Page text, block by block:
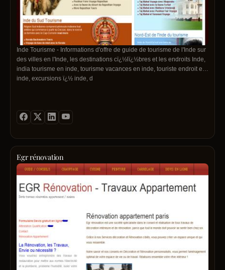
Inde Tourisme - Informations d'offre de guide de tourisme de l'Inde sur
des villes en l'Inde, les destinations cï¿½lï¿½bres et les endroits Inde,
india tourisme en inde, tourisme vacances en inde, touriste endroit en
inde, excursions ï¿½ inde, d
Egr rénovation